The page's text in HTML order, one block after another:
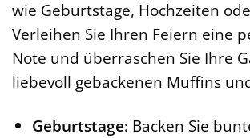
wie Geburtstage, Hochzeiten
Verleihen Sie Ihren Feiern eine
Note und überraschen Sie Ihre
liebevoll gebackenen Muffins
Geburtstage: Backen Sie